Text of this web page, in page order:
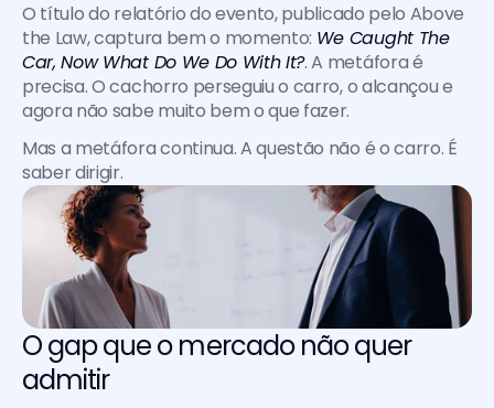
O título do relatório do evento, publicado pelo Above
the Law, captura bem o momento: We Caught The
Car, Now What Do We Do With It?. A metáfora é
precisa. O cachorro perseguiu o carro, o alcançou e
agora não sabe muito bem o que fazer.
Mas a metáfora continua. A questão não é o carro. É
saber dirigir.
O gap que o mercado não quer
admitir